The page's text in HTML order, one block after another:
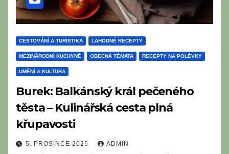
CESTOVÁNÍ A TURISTIKA LAHODNÉ RECEPTY
MEZINÁRODNÍ KUCHYNĚ OBECNÁ TÉMATA RECEPTY NA POLÉVKY
UMĚNÍ A KULTURA
Burek: Balkánský král pečeného
těsta – Kulinářská cesta plná
křupavosti
5. PROSINCE 2025 ADMIN